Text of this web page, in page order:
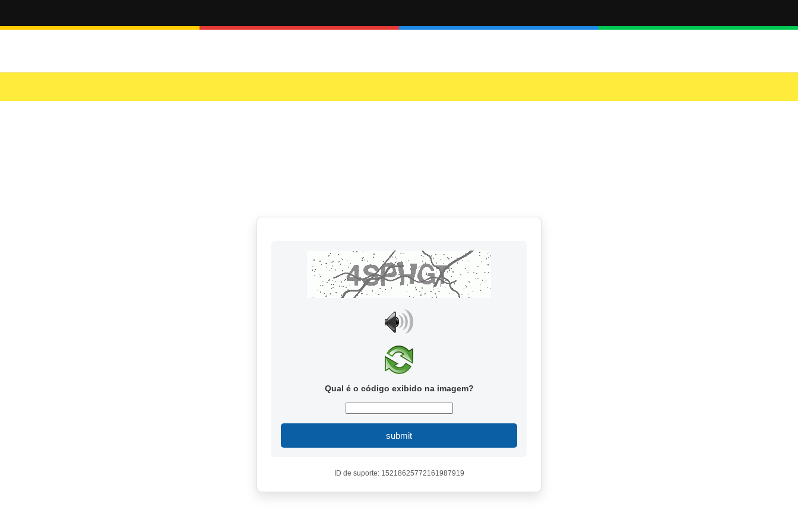
Qual é o código exibido na imagem?
submit
ID de suporte: 15218625772161987919